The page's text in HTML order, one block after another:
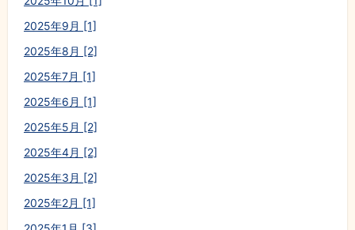
2025年9月 [1]
2025年8月 [2]
2025年7月 [1]
2025年6月 [1]
2025年5月 [2]
2025年4月 [2]
2025年3月 [2]
2025年2月 [1]